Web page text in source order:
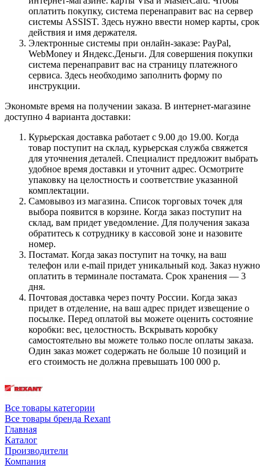
оплатить покупку, система перенаправит вас на сервер
системы ASSIST. Здесь нужно ввести номер карты, срок
действия и имя держателя.
Электронные системы при онлайн-заказе: PayPal,
WebMoney и Яндекс.Деньги. Для совершения покупки
система перенаправит вас на страницу платежного
сервиса. Здесь необходимо заполнить форму по
инструкции.
Экономьте время на получении заказа. В интернет-магазине
доступно 4 варианта доставки:
Курьерская доставка работает с 9.00 до 19.00. Когда
товар поступит на склад, курьерская служба свяжется
для уточнения деталей. Специалист предложит выбрать
удобное время доставки и уточнит адрес. Осмотрите
упаковку на целостность и соответствие указанной
комплектации.
Самовывоз из магазина. Список торговых точек для
выбора появится в корзине. Когда заказ поступит на
склад, вам придет уведомление. Для получения заказа
обратитесь к сотруднику в кассовой зоне и назовите
номер.
Постамат. Когда заказ поступит на точку, на ваш
телефон или e-mail придет уникальный код. Заказ нужно
оплатить в терминале постамата. Срок хранения — 3
дня.
Почтовая доставка через почту России. Когда заказ
придет в отделение, на ваш адрес придет извещение о
посылке. Перед оплатой вы можете оценить состояние
коробки: вес, целостность. Вскрывать коробку
самостоятельно вы можете только после оплаты заказа.
Один заказ может содержать не больше 10 позиций и
его стоимость не должна превышать 100 000 р.
Все товары категории
Все товары бренда Rexant
Главная
Каталог
Производители
Компания